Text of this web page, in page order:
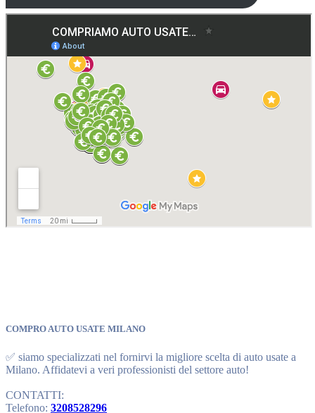
COMPRO AUTO USATE MILANO
✅ siamo specializzati nel fornirvi la migliore scelta di auto usate a
Milano. Affidatevi a veri professionisti del settore auto!
CONTATTI:
Telefono: 3208528296